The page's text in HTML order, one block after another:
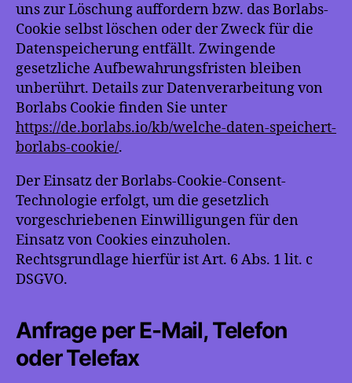
uns zur Löschung auffordern bzw. das Borlabs-
Cookie selbst löschen oder der Zweck für die
Datenspeicherung entfällt. Zwingende
gesetzliche Aufbewahrungsfristen bleiben
unberührt. Details zur Datenverarbeitung von
Borlabs Cookie finden Sie unter
https://de.borlabs.io/kb/welche-daten-speichert-
borlabs-cookie/.
Der Einsatz der Borlabs-Cookie-Consent-
Technologie erfolgt, um die gesetzlich
vorgeschriebenen Einwilligungen für den
Einsatz von Cookies einzuholen.
Rechtsgrundlage hierfür ist Art. 6 Abs. 1 lit. c
DSGVO.
Anfrage per E-Mail, Telefon
oder Telefax